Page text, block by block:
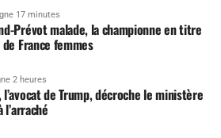
17 minutes
Prévot malade, la championne en titre
France femmes
2 heures
l’avocat de Trump, décroche le ministère